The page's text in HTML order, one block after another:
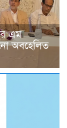
এম
অবহেলিত